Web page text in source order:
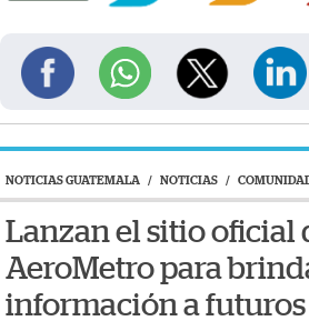
NOTICIAS GUATEMALA / NOTICIAS /
Lanzan el sitio oficial
AeroMetro para
información a